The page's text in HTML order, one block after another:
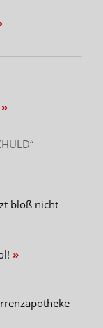
bloß nicht